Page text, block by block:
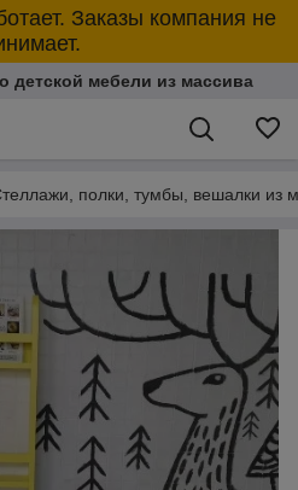
Заказы компания не
детской мебели из массива
полки, тумбы, вешалки из